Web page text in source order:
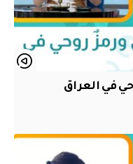
في العراق